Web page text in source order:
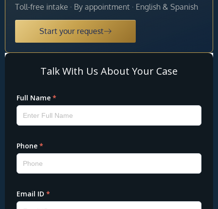
Toll-free intake · By appointment · English & Spanish
Start your request